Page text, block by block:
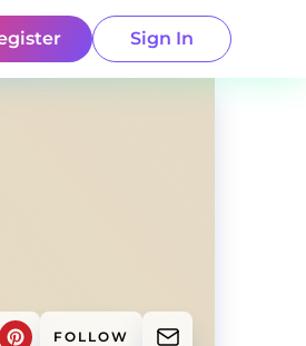
Sign In
FOLLOW